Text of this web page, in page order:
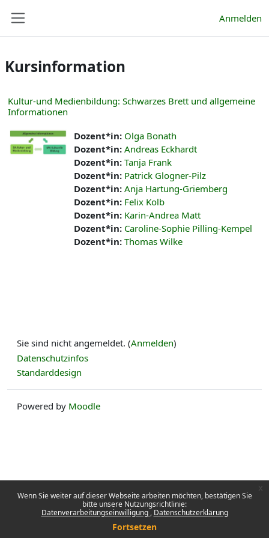
Wenn Sie weiter auf dieser Webseite arbeiten möchten, bestätigen Sie
bitte unsere Nutzungsrichtlinie:
Datenverarbeitungseinwilligung Datenschutzerklärung
Fortsetzen
Anmelden
Kursinformation
Kultur-und Medienbildung: Schwarzes Brett und allgemeine
Informationen
Dozent*in: Olga Bonath
Dozent*in: Andreas Eckhardt
Dozent*in: Tanja Frank
Dozent*in: Patrick Glogner-Pilz
Dozent*in: Anja Hartung-Griemberg
Dozent*in: Felix Kolb
Dozent*in: Karin-Andrea Matt
Dozent*in: Caroline-Sophie Pilling-Kempel
Dozent*in: Thomas Wilke
Sie sind nicht angemeldet. (Anmelden)
Datenschutzinfos
Standarddesign
Powered by Moodle